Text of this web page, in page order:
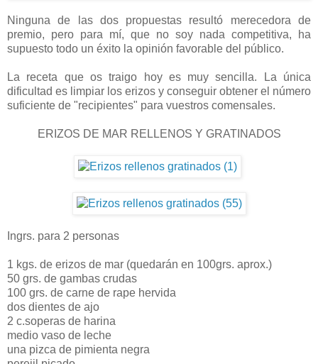
Ninguna de las dos propuestas resultó merecedora de
premio, pero para mí, que no soy nada competitiva, ha
supuesto todo un éxito la opinión favorable del público.
La receta que os traigo hoy es muy sencilla. La única
dificultad es limpiar los erizos y conseguir obtener el número
suficiente de "recipientes" para vuestros comensales.
ERIZOS DE MAR RELLENOS Y GRATINADOS
Ingrs. para 2 personas
1 kgs. de erizos de mar (quedarán en 100grs. aprox.)
50 grs. de gambas crudas
100 grs. de carne de rape hervida
dos dientes de ajo
2 c.soperas de harina
medio vaso de leche
una pizca de pimienta negra